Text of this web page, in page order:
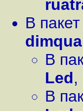
В
dimqua
В
Led,
В